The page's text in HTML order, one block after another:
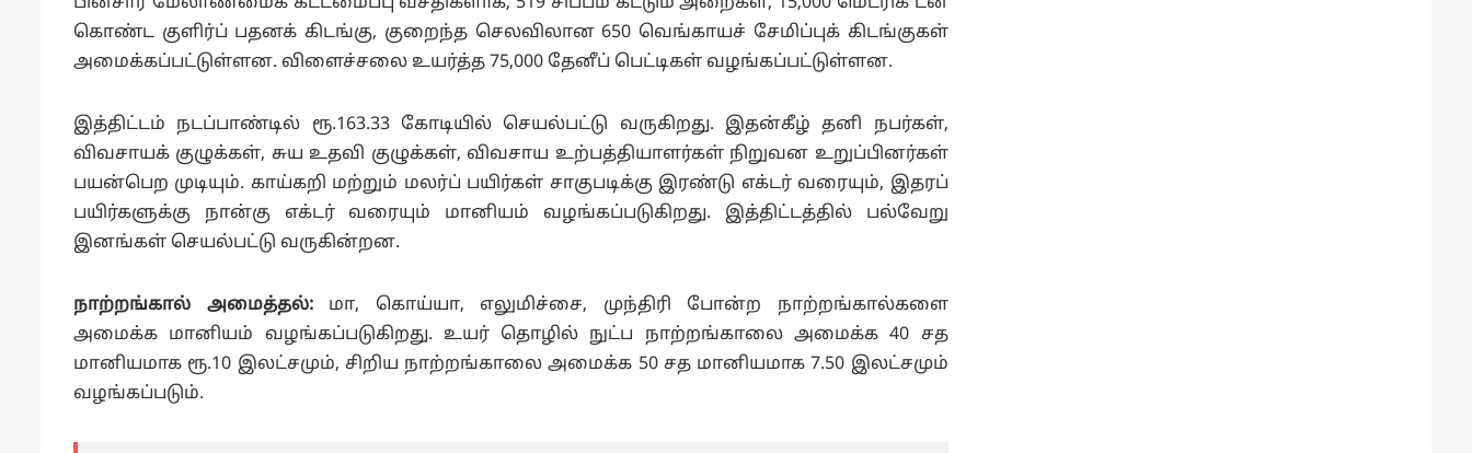
கொண்ட குளிர்ப் பதனக் கிடங்கு, குறைந்த செலவிலான 650 வெங்காயச் சேமிப்புக் கிடங்குகள்
அமைக்கப்பட்டுள்ளன. விளைச்சலை உயர்த்த 75,000 தேனீப் பெட்டிகள் வழங்கப்பட்டுள்ளன.
இத்திட்டம் நடப்பாண்டில் ரூ.163.33 கோடியில் செயல்பட்டு வருகிறது. இதன்கீழ் தனி நபர்கள்,
விவசாயக் குழுக்கள், சுய உதவி குழுக்கள், விவசாய உற்பத்தியாளர்கள் நிறுவன உறுப்பினர்கள்
பயன்பெற முடியும். காய்கறி மற்றும் மலர்ப் பயிர்கள் சாகுபடிக்கு இரண்டு எக்டர் வரையும், இதரப்
பயிர்களுக்கு நான்கு எக்டர் வரையும் மானியம் வழங்கப்படுகிறது. இத்திட்டத்தில் பல்வேறு
இனங்கள் செயல்பட்டு வருகின்றன.
நாற்றங்கால் அமைத்தல்: மா, கொய்யா, எலுமிச்சை, முந்திரி போன்ற நாற்றங்கால்களை
அமைக்க மானியம் வழங்கப்படுகிறது. உயர் தொழில் நுட்ப நாற்றங்காலை அமைக்க 40 சத
மானியமாக ரூ.10 இலட்சமும், சிறிய நாற்றங்காலை அமைக்க 50 சத மானியமாக 7.50 இலட்சமும்
வழங்கப்படும்.